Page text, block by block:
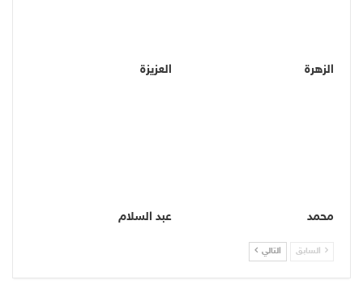
الزهرة العزيزة
محمد عبد السلام
السابق التالي